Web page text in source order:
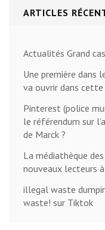
ARTICLES
Actualités Grand
Une première dans
va ouvrir dans
Pinterest (police
le référendum sur
de Marck ?
La médiathèque
nouveaux lecteurs
illegal waste
waste! sur Tiktok